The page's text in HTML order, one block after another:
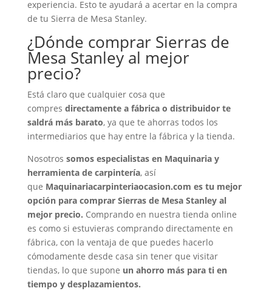
experiencia. Esto te ayudará a acertar en la compra
de tu Sierra de Mesa Stanley.
¿Dónde comprar Sierras de
Mesa Stanley al mejor
precio?
Está claro que cualquier cosa que
compres directamente a fábrica o distribuidor te
saldrá más barato, ya que te ahorras todos los
intermediarios que hay entre la fábrica y la tienda.
Nosotros somos especialistas en Maquinaria y
herramienta de carpintería, así
que Maquinariacarpinteriaocasion.com es tu mejor
opción para comprar Sierras de Mesa Stanley al
mejor precio. Comprando en nuestra tienda online
es como si estuvieras comprando directamente en
fábrica, con la ventaja de que puedes hacerlo
cómodamente desde casa sin tener que visitar
tiendas, lo que supone un ahorro más para ti en
tiempo y desplazamientos.